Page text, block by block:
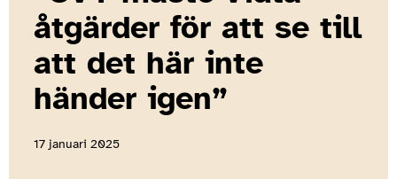
åtgärder för att se till
att det här inte
händer igen”
17 januari 2025